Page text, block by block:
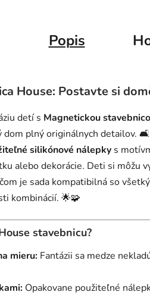
Popis
House: Postavte si
detí s Magnetickou
plný originálnych detailov.
silikónové nálepky s
alebo dekorácie. Deti si môžu
je sada kompatibilná so
kombinácií. 🌟🧩
stavebnicu?
mieru: Fantázii sa medze
Opakovane použiteľné